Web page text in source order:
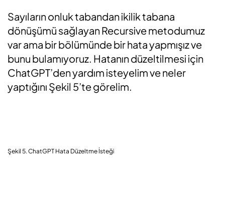
Sayıların onluk tabandan ikilik tabana
dönüşümü sağlayan Recursive metodumuz
var ama bir bölümünde bir hata yapmışız ve
bunu bulamıyoruz. Hatanın düzeltilmesi için
ChatGPT’den yardım isteyelim ve neler
yaptığını Şekil 5’te görelim.
Şekil 5. ChatGPT Hata Düzeltme İsteği